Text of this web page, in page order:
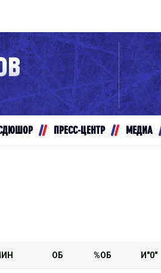
«Восток»
ПРЕСС-ЦЕНТР МЕДИА
ОБ %ОБ И"0"